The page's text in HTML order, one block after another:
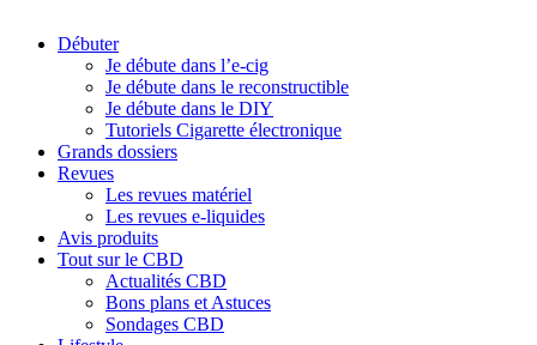
Débuter
Je débute dans l’e-cig
Je débute dans le reconstructible
Je débute dans le DIY
Tutoriels Cigarette électronique
Grands dossiers
Revues
Les revues matériel
Les revues e-liquides
Avis produits
Tout sur le CBD
Actualités CBD
Bons plans et Astuces
Sondages CBD